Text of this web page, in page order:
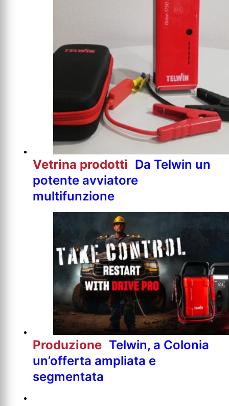
Vetrina prodotti Da Telwin un
potente avviatore
multifunzione
Produzione Telwin, a Colonia
un’offerta ampliata e
segmentata